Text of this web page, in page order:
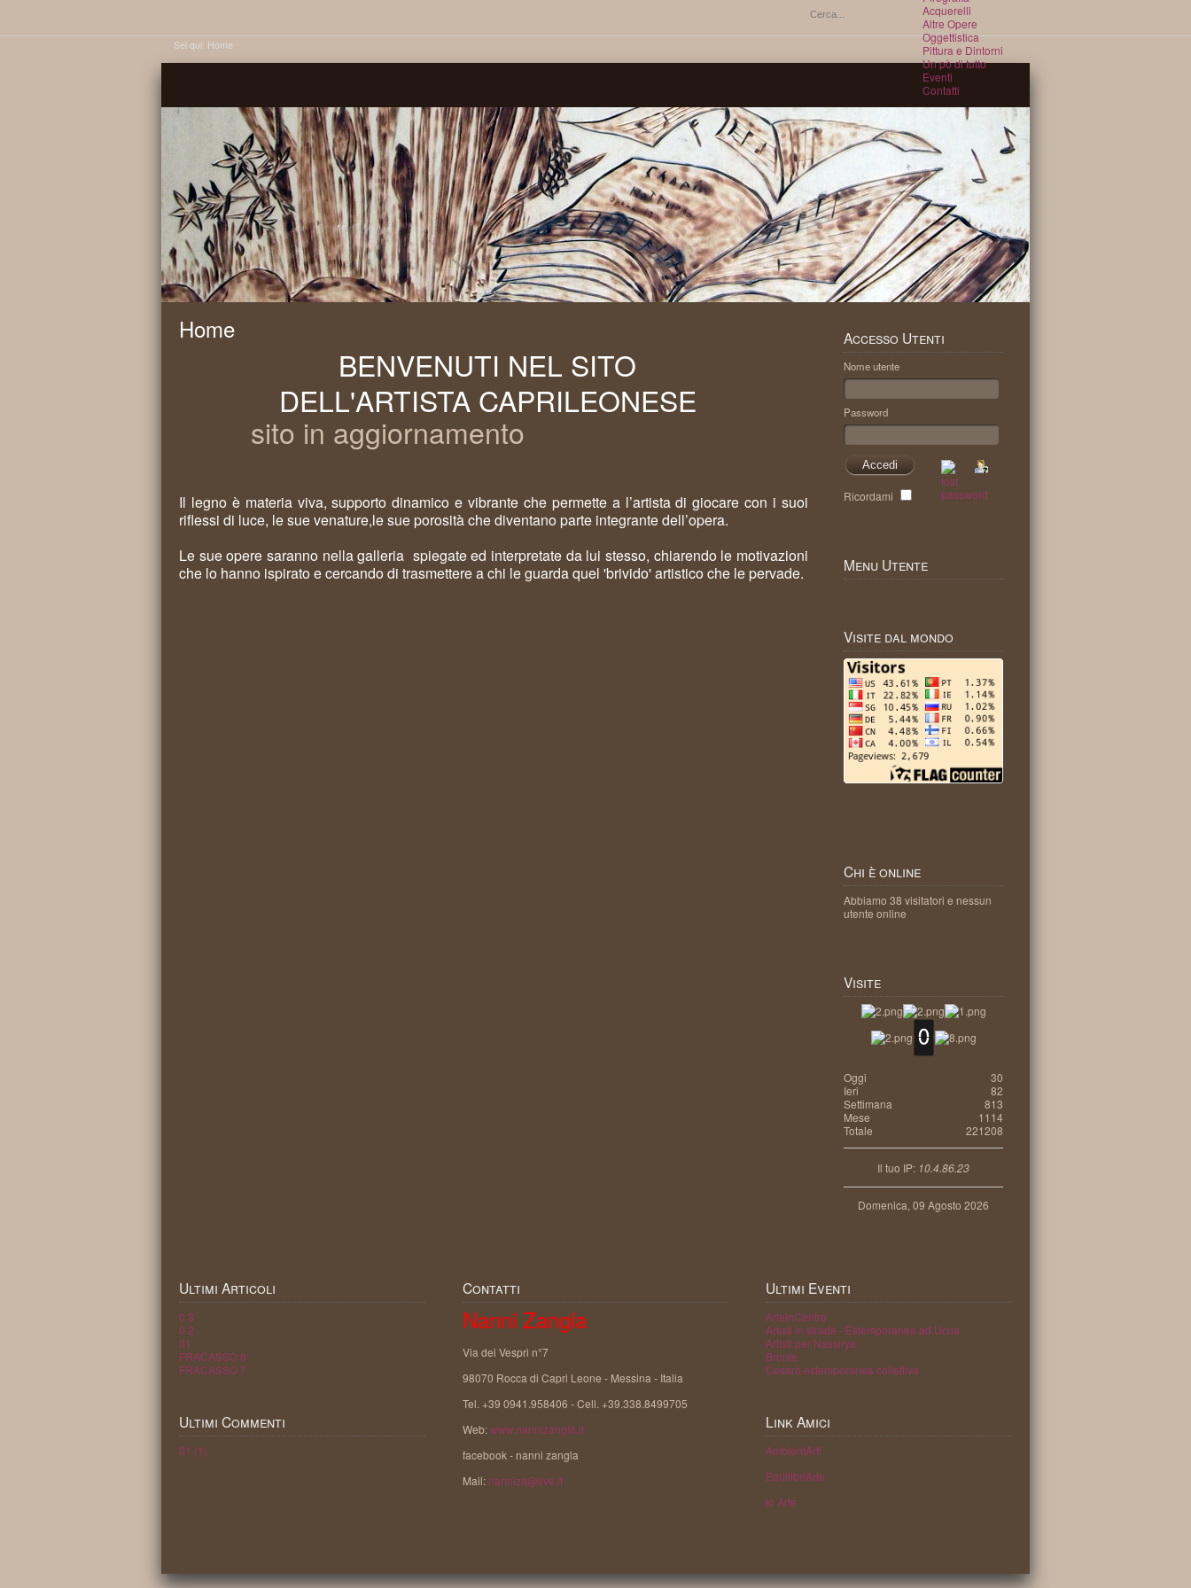
Sei qui: Home
Acquerelli
Altre Opere
Oggettistica
Pittura e Dintorni
Un pò di tutto
Eventi
Contatti
Accesso Utenti
Nome utente
Password
Ricordami
Menu Utente
Visite dal mondo
Chi è online
Abbiamo 38 visitatori e nessun
utente online
Visite
Oggi
30
Ieri
82
Settimana
813
Mese
1114
Totale
221208
Il tuo IP: 10.4.86.23
Domenica, 09 Agosto 2026
Home
BENVENUTI NEL SITO
DELL'ARTISTA CAPRILEONESE
sito in aggiornamento
Il legno è materia viva, supporto dinamico e vibrante che permette a l’artista di giocare con i suoi
riflessi di luce, le sue venature,le sue porosità che diventano parte integrante dell’opera.
Le sue opere saranno nella galleria spiegate ed interpretate da lui stesso, chiarendo le motivazioni
che lo hanno ispirato e cercando di trasmettere a chi le guarda quel 'brivido' artistico che le pervade.
Ultimi Articoli
0 3
0 2
01
FRACASSO 8
FRACASSO 7
Ultimi Commenti
01 (1)
Ultimi Eventi
ArteInCentro
Artisti in strada - Estemporanea ad Ucria
Artisti per Nassirya
Bronte
Cesarò estemporanea collettiva
Link Amici
AmbientArti
EquilibriArte
Io Arte
Contatti
Nanni Zangla
Via dei Vespri n°7
98070 Rocca di Capri Leone - Messina - Italia
Tel. +39 0941.958406 - Cell. +39.338.8499705
Web:www.nannizangla.it
facebook - nanni zangla
Mail: nanniza@live.it